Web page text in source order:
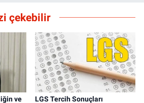
çekebilir
ve
LGS Tercih Sonuçları